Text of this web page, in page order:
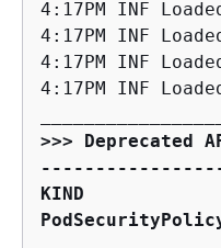
4:17PM INF
4:17PM INF
4:17PM INF
>>> Deprecated
KIND